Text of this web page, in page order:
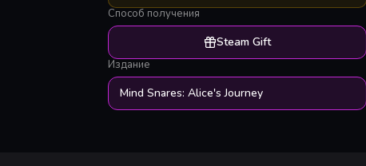
Способ получения
Steam Gift
Издание
Mind Snares: Alice's Journey